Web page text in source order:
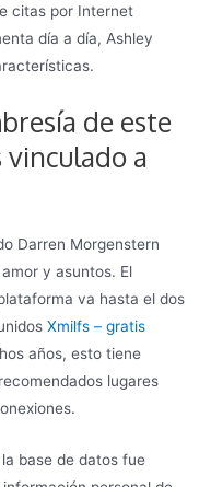
citas por Internet
día a día, Ashley
de este
vinculado a
Darren Morgenstern
y asuntos. El
va hasta el dos
Xmilfs – gratis
años, esto tiene
lugares
base de datos fue